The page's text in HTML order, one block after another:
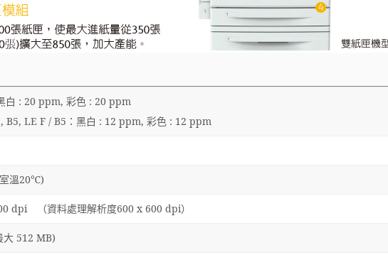
白 : 20 ppm, 彩色 : 20 ppm
B5, LE F / B5：黑白 : 12 ppm, 彩色 : 12 ppm
溫20℃)
dpi （資料處理解析度600 x 600 dpi）
512 MB)